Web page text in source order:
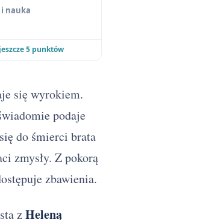
i nauka
i artysty
5 punktów
się wyrokiem.
podaje
do śmierci brata
zmysły. Z pokorą
zbawienia.
zHeleną